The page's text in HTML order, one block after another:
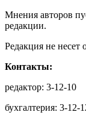
Мнения авторов
редакции.
Редакция не несет
Контакты:
редактор: 3-12-10
бухгалтерия: 3-12-